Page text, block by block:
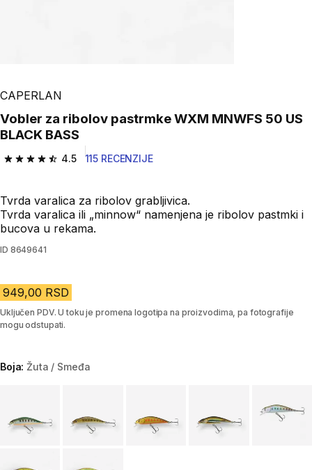
CAPERLAN
Vobler za ribolov pastrmke WXM MNWFS 50 US
BLACK BASS
4.5
4.5 od 5 zvezdica from 115 Recenzije
115 RECENZIJE
Tvrda varalica za ribolov grabljivica.
Tvrda varalica ili „minnow“ namenjena je ribolov pastmki i
bucova u rekama.
ID 8649641
949,00 RSD
Uključen PDV. U toku je promena logotipa na proizvodima, pa fotografije
mogu odstupati.
Boja:Žuta / Smeđa